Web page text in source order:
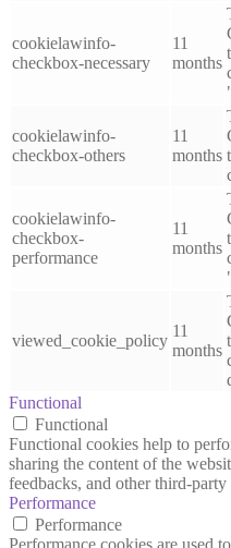
cookielawinfo-
checkbox-necessary
11
months
cookielawinfo-
checkbox-others
11
months
cookielawinfo-
checkbox-
performance
11
months
viewed_cookie_policy
11
months
Functional
Functional
Functional cookies help to
sharing the content of the
feedbacks, and other third-party
Performance
Performance
Performance cookies are used